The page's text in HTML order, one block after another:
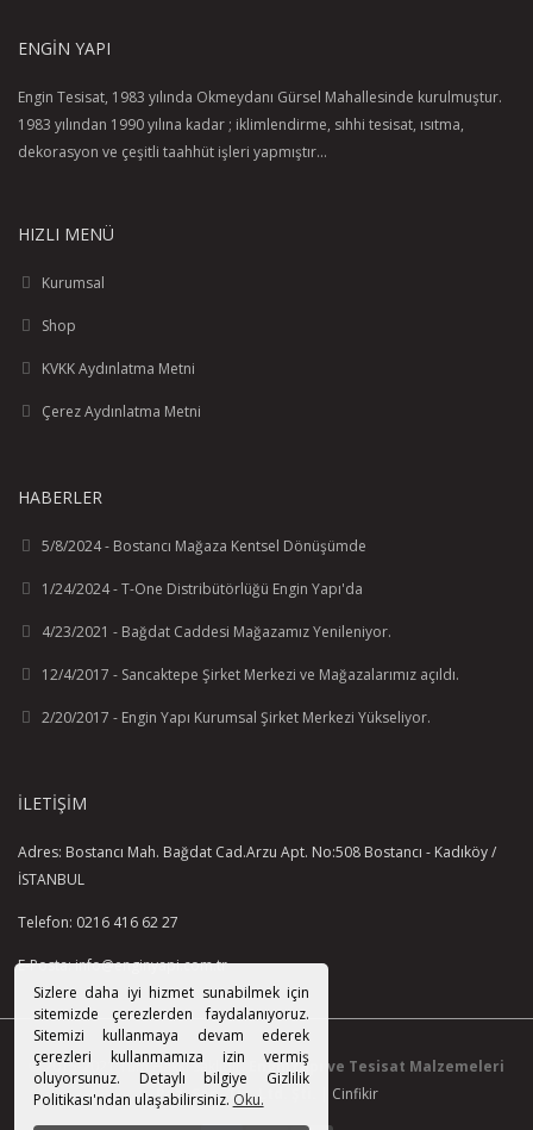
Sizlere daha iyi hizmet sunabilmek için
sitemizde çerezlerden faydalanıyoruz.
Sitemizi kullanmaya devam ederek
çerezleri kullanmamıza izin vermiş
oluyorsunuz. Detaylı bilgiye Gizlilik
Politikası'ndan ulaşabilirsiniz. Oku.
ENGIN YAPI
Engin Tesisat, 1983 yılında Okmeydanı Gürsel Mahallesinde kurulmuştur.
1983 yılından 1990 yılına kadar ; iklimlendirme, sıhhi tesisat, ısıtma,
dekorasyon ve çeşitli taahhüt işleri yapmıştır...
HIZLI MENÜ
Kurumsal
Shop
KVKK Aydınlatma Metni
Çerez Aydınlatma Metni
HABERLER
5/8/2024 - Bostancı Mağaza Kentsel Dönüşümde
1/24/2024 - T-One Distribütörlüğü Engin Yapı'da
4/23/2021 - Bağdat Caddesi Mağazamız Yenileniyor.
12/4/2017 - Sancaktepe Şirket Merkezi ve Mağazalarımız açıldı.
2/20/2017 - Engin Yapı Kurumsal Şirket Merkezi Yükseliyor.
İLETIŞIM
Adres: Bostancı Mah. Bağdat Cad.Arzu Apt. No:508 Bostancı - Kadıköy /
İSTANBUL
Telefon: 0216 416 62 27
E-Posta: info@enginyapi.com.tr
© 2015-2021 Tüm Hakkı Saklıdır.
EnginYapı ve Tesisat Malzemeleri
Paz. San. Tic. Ltd. Şti.
Cinfikir